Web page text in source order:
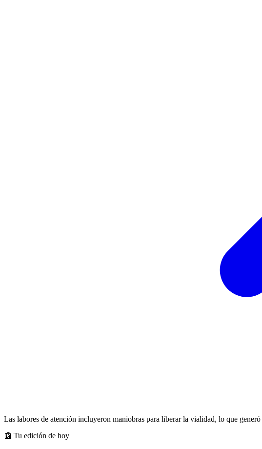
Las labores de atención incluyeron maniobras para liberar la vialidad, lo que generó
📰 Tu edición de hoy